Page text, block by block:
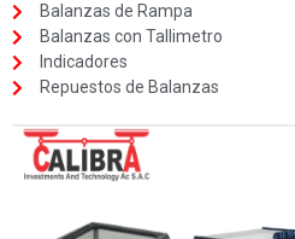
Balanzas de Rampa
Balanzas con Tallimetro
Indicadores
Repuestos de Balanzas